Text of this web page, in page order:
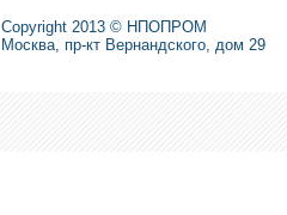
Copyright 2013 © НПОПРОМ
Москва, пр-кт Вернандского, дом 29